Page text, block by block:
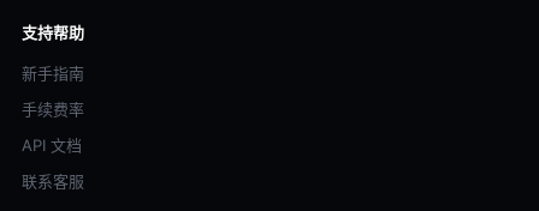
支持帮助
新手指南
手续费率
API 文档
联系客服